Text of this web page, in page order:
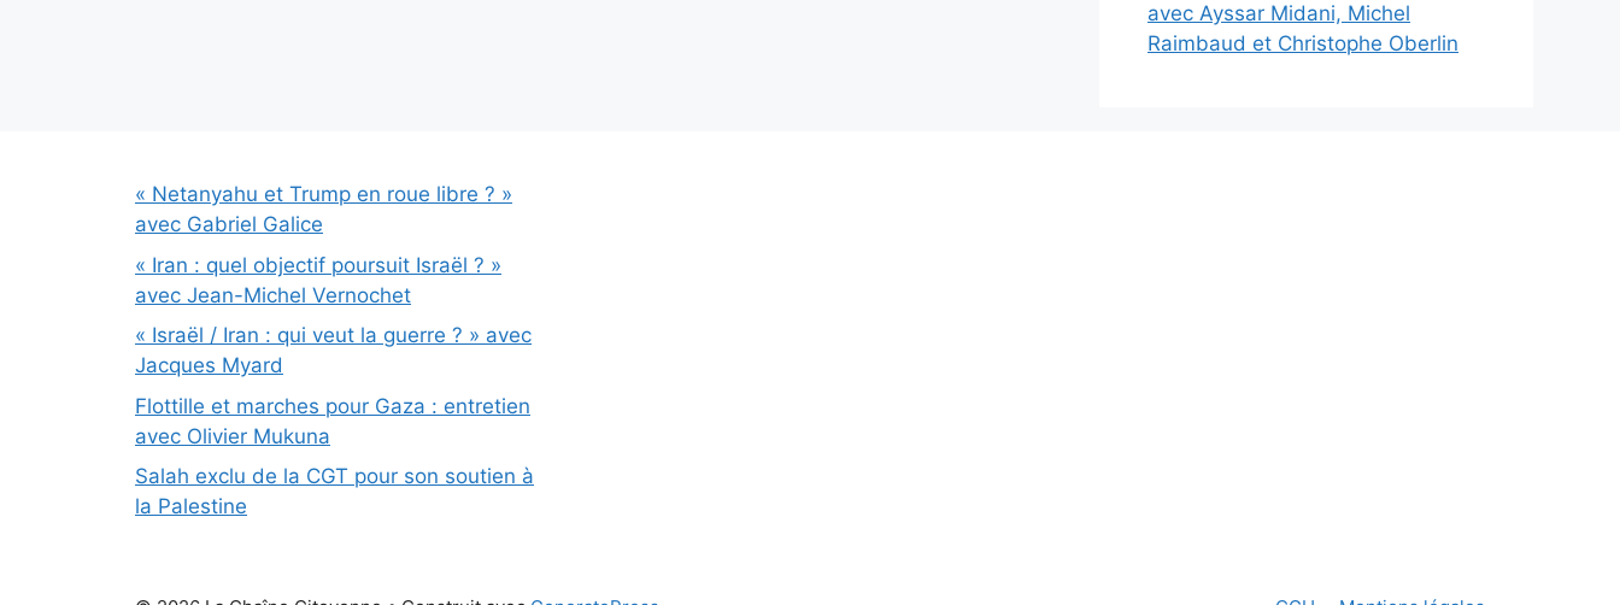
avec Ayssar Midani, Michel
Raimbaud et Christophe Oberlin
« Netanyahu et Trump en roue libre ? »
avec Gabriel Galice
« Iran : quel objectif poursuit Israël ? »
avec Jean-Michel Vernochet
« Israël / Iran : qui veut la guerre ? » avec
Jacques Myard
Flottille et marches pour Gaza : entretien
avec Olivier Mukuna
Salah exclu de la CGT pour son soutien à
la Palestine